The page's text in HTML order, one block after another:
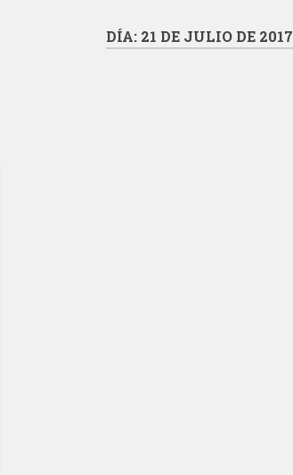
DÍA: 21 DE JULIO DE 2017